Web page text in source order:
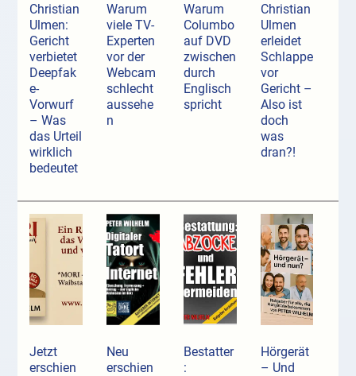
Christian
Ulmen:
Gericht
verbietet
Deepfak
e-
Vorwurf
– Was
das Urteil
wirklich
bedeutet
Warum
viele TV-
Experten
vor der
Webcam
schlecht
aussehe
n
Warum
Columbo
auf DVD
zwischen
durch
Englisch
spricht
Christian
Ulmen
erleidet
Schlappe
vor
Gericht –
Also ist
doch
was
dran?!
Jetzt
erschien
Neu
erschien
Bestatter
:
Hörgerät
– Und